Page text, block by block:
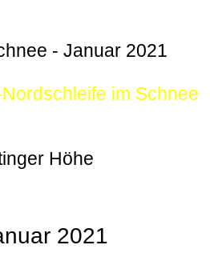
- Januar 2021
im Schnee
Höhe
2021